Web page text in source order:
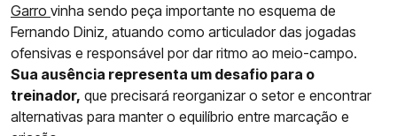
Garro vinha sendo peça importante no esquema de
Fernando Diniz, atuando como articulador das jogadas
ofensivas e responsável por dar ritmo ao meio-campo.
Sua ausência representa um desafio para o
treinador, que precisará reorganizar o setor e encontrar
alternativas para manter o equilíbrio entre marcação e